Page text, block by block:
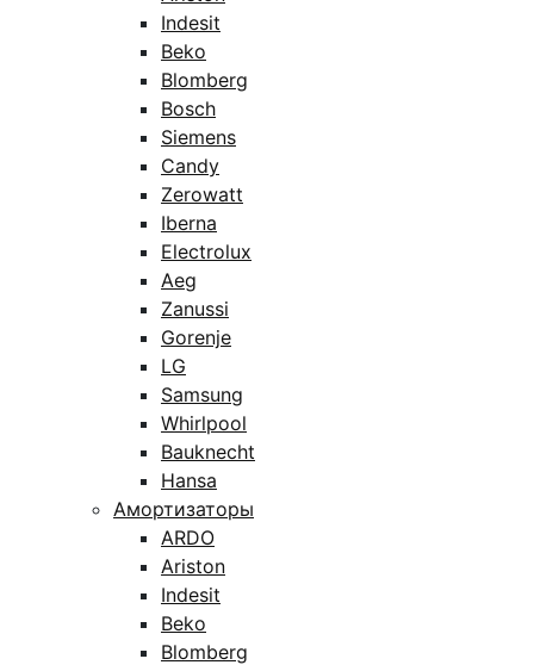
Indesit
Beko
Blomberg
Bosch
Siemens
Candy
Zerowatt
Iberna
Electrolux
Aeg
Zanussi
Gorenje
LG
Samsung
Whirlpool
Bauknecht
Hansa
Амортизаторы
ARDO
Ariston
Indesit
Beko
Blomberg